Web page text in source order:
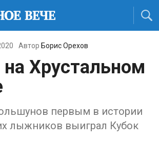
Автор Борис Орехов
Хрустальном
первым в истории
лыжников выиграл Кубок